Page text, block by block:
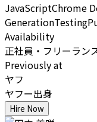
JavaScriptChrome
GenerationTesting
Availability
正社員・フリーラン
Previously at
ヤフ
ヤフー出身
Hire Now